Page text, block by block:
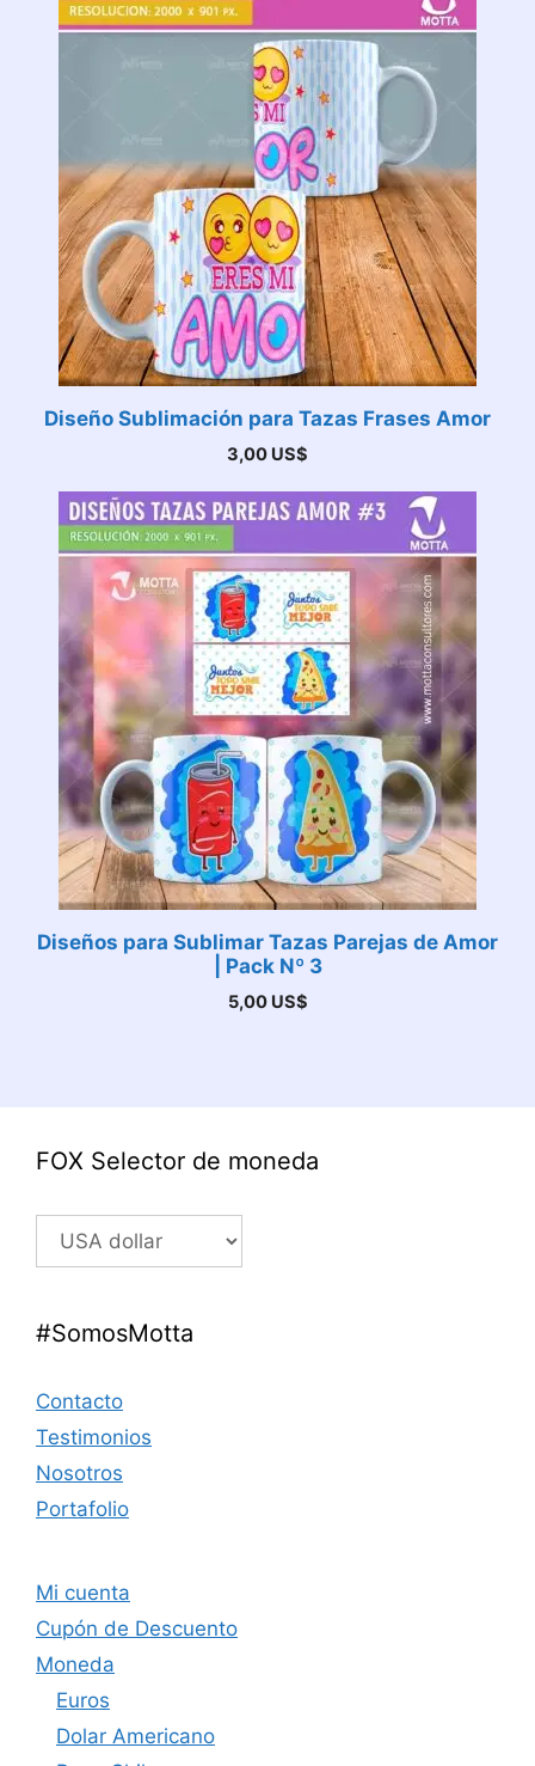
70,00 US$.20,00 US$.
Diseño Sublimación para Tazas Frases Amor
3,00 US$
Diseños para Sublimar Tazas Parejas de Amor
| Pack Nº 3
5,00 US$
FOX Selector de moneda
#SomosMotta
Contacto
Testimonios
Nosotros
Portafolio
Mi cuenta
Cupón de Descuento
Moneda
Euros
Dolar Americano